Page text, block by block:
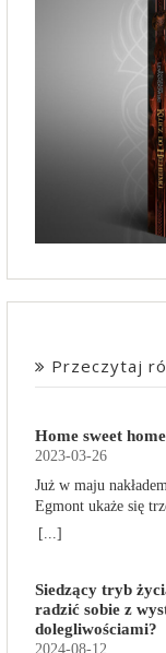
Przeczytaj
Home sweet
2023-03-26
Już w maju
Egmont ukaże się
scenarzysty
obdarzone
robota o imieniu Al.
prowadzenia
[...]
Siedzący tryb
radzić sobie z
dolegliwościami?
2024-08-12